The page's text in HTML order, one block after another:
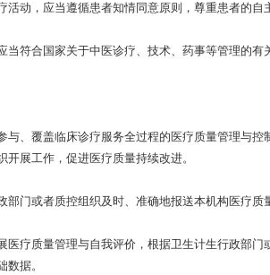
，应当遵循患者知情同意原则，尊重患者的自
合国家关于中医诊疗、技术、药事等管理的有
覆盖临床诊疗服务全过程的医疗质量管理与控
展工作，促进医疗质量持续改进。
或者质控组织及时、准确地报送本机构医疗质
质量管理与自我评价，根据卫生计生行政部门
据。